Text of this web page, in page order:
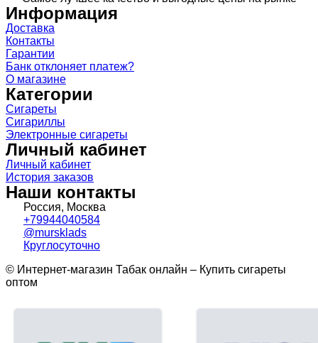
Информация
Доставка
Контакты
Гарантии
Банк отклоняет платеж?
О магазине
Категории
Сигареты
Сигариллы
Электронные сигареты
Личный кабинет
Личный кабинет
История заказов
Наши контакты
Россия, Москва
+79944040584
@mursklads
Круглосуточно
© Интернет-магазин Табак онлайн – Купить сигареты
оптом